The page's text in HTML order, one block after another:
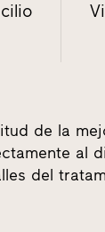
de la
al
del